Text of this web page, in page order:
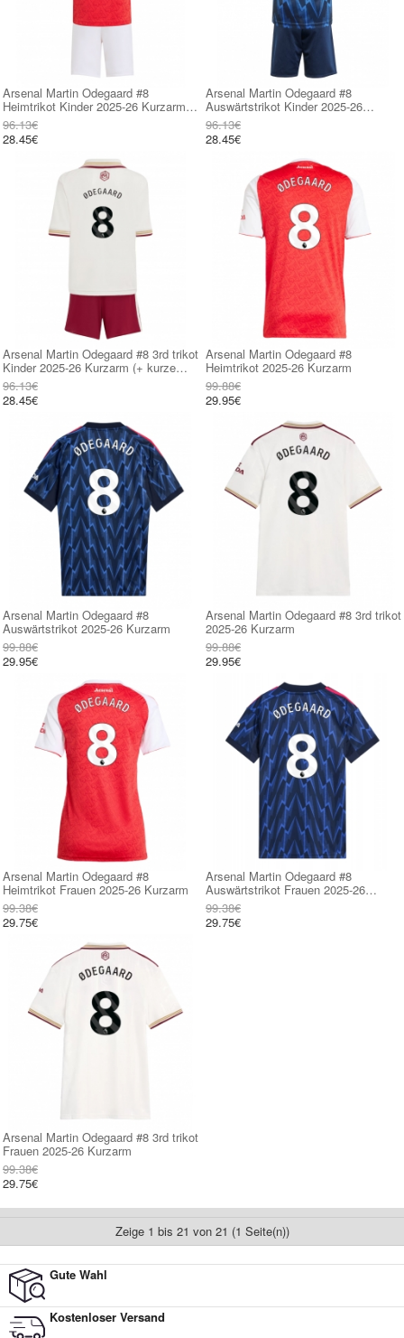
Arsenal Martin Odegaard #8
Heimtrikot Kinder 2025-26 Kurzarm
(+ kurze hosen)
96.13€
28.45€
Arsenal Martin Odegaard #8
Auswärtstrikot Kinder 2025-26
Kurzarm (+ kurze hosen)
96.13€
28.45€
Arsenal Martin Odegaard #8 3rd trikot
Kinder 2025-26 Kurzarm (+ kurze
hosen)
96.13€
28.45€
Arsenal Martin Odegaard #8
Heimtrikot 2025-26 Kurzarm
99.88€
29.95€
Arsenal Martin Odegaard #8
Auswärtstrikot 2025-26 Kurzarm
99.88€
29.95€
Arsenal Martin Odegaard #8 3rd trikot
2025-26 Kurzarm
99.88€
29.95€
Arsenal Martin Odegaard #8
Heimtrikot Frauen 2025-26 Kurzarm
99.38€
29.75€
Arsenal Martin Odegaard #8
Auswärtstrikot Frauen 2025-26
Kurzarm
99.38€
29.75€
Arsenal Martin Odegaard #8 3rd trikot
Frauen 2025-26 Kurzarm
99.38€
29.75€
Zeige 1 bis 21 von 21 (1 Seite(n))
Gute Wahl
Kostenloser Versand